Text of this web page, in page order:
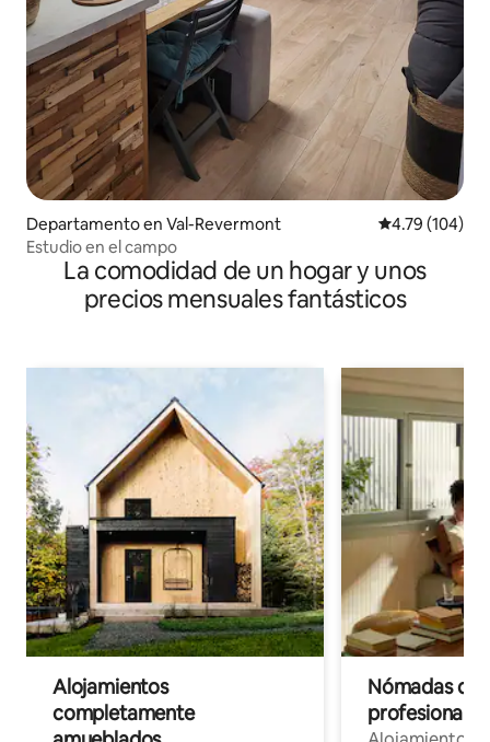
Departamento en Val-Revermont Calificación
4.79 (104)
Estudio en el campo
La comodidad de un hogar y unos
precios mensuales fantásticos
Alojamientos
completamente
Nómadas